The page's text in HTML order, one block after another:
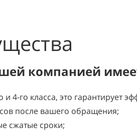
компанией
4-го класса, это гарантирует
после вашего обращения;
сжатые сроки;